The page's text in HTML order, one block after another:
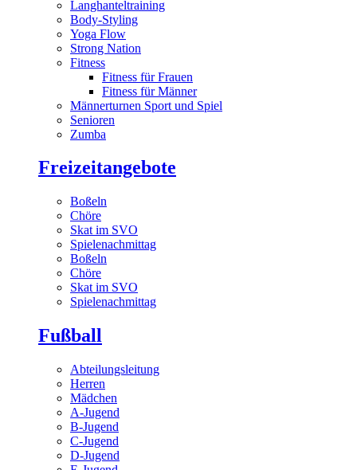
Langhanteltraining
Body-Styling
Yoga Flow
Strong Nation
Fitness
Fitness für Frauen
Fitness für Männer
Männerturnen Sport und Spiel
Senioren
Zumba
Freizeitangebote
Boßeln
Chöre
Skat im SVO
Spielenachmittag
Boßeln
Chöre
Skat im SVO
Spielenachmittag
Fußball
Abteilungsleitung
Herren
Mädchen
A-Jugend
B-Jugend
C-Jugend
D-Jugend